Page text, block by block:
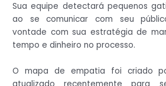
Sua equipe detectará pequenos
ao se comunicar com seu
vontade com sua estratégia de
tempo e dinheiro no processo.
O mapa de empatia foi criado